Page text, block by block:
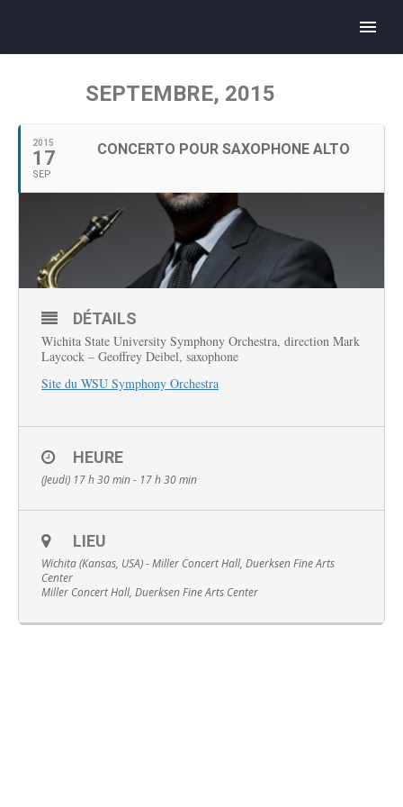
SEPTEMBRE, 2015
2015
17
SEP
CONCERTO POUR SAXOPHONE ALTO
DÉTAILS
Wichita State University Symphony Orchestra, direction Mark
Laycock – Geoffrey Deibel, saxophone
Site du WSU Symphony Orchestra
HEURE
(Jeudi) 17 h 30 min - 17 h 30 min
LIEU
Wichita (Kansas, USA) - Miller Concert Hall, Duerksen Fine Arts
Center
Miller Concert Hall, Duerksen Fine Arts Center